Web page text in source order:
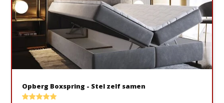
Opberg Boxspring - Stel zelf samen